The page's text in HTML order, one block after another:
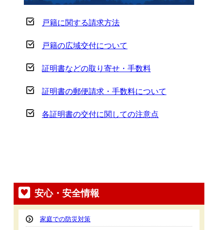
戸籍に関する請求方法
戸籍の広域交付について
証明書などの取り寄せ・手数料
証明書の郵便請求・手数料について
各証明書の交付に関しての注意点
安心・安全情報
家庭での防災対策